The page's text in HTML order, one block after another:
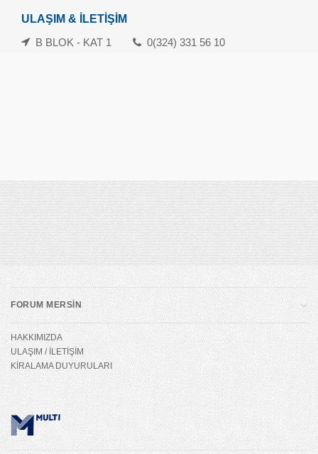
ULAŞIM & İLETİŞİM
B BLOK - KAT 1
0(324) 331 56 10
İletişim: 0324 239 10 70
Havamaş Servis Saatleri
FORUM MERSİN
HAKKIMIZDA
ULAŞIM / İLETİŞİM
KİRALAMA DUYURULARI